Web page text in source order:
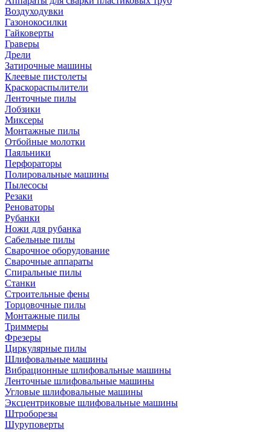
Воздуходувки
Газонокосилки
Гайковерты
Граверы
Дрели
Затирочные машины
Клеевые пистолеты
Краскораспылители
Ленточные пилы
Лобзики
Миксеры
Монтажные пилы
Отбойные молотки
Паяльники
Перфораторы
Полировальные машины
Пылесосы
Резаки
Реноваторы
Рубанки
Ножи для рубанка
Сабельные пилы
Сварочное оборудование
Сварочные аппараты
Спиральные пилы
Станки
Строительные фены
Торцовочные пилы
Монтажные пилы
Триммеры
Фрезеры
Циркулярные пилы
Шлифовальные машины
Вибрационные шлифовальные машины
Ленточные шлифовальные машины
Угловые шлифовальные машины
Эксцентриковые шлифовальные машины
Штроборезы
Шуруповерты